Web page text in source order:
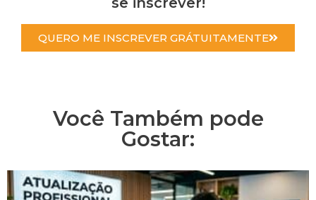
QUERO ME INSCREVER GRÁTUITAMENTE
Você Também pode
Gostar: